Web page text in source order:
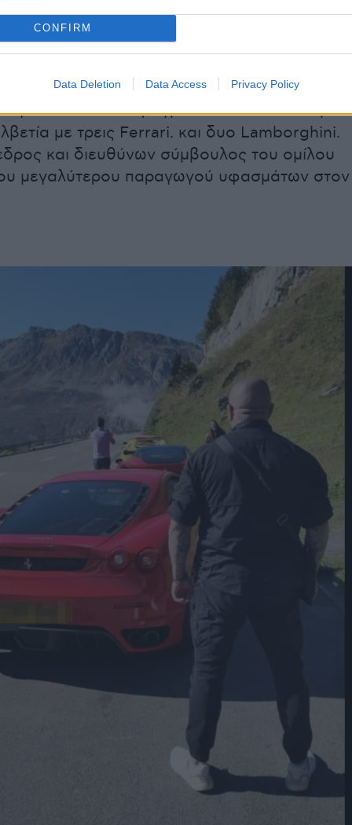
CONFIRM
Data Deletion Data Access Privacy Policy
protothema.gr τον εντόπισε στο
βιομηχάνουGautam Vijaypat
φίλων του που πραγματοποιούν road trip
με τρεις Ferrari. και δυο Lamborghini.
και διευθύνων σύμβουλος του ομίλου
μεγαλύτερου παραγωγού υφασμάτων στον